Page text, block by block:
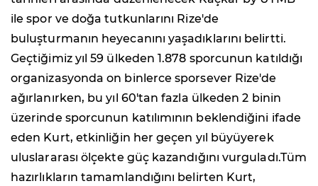
ile spor ve doğa tutkunlarını Rize'de
buluşturmanın heyecanını yaşadıklarını belirtti.
Geçtiğimiz yıl 59 ülkeden 1.878 sporcunun katıldığı
organizasyonda on binlerce sporsever Rize'de
ağırlanırken, bu yıl 60'tan fazla ülkeden 2 binin
üzerinde sporcunun katılımının beklendiğini ifade
eden Kurt, etkinliğin her geçen yıl büyüyerek
uluslararası ölçekte güç kazandığını vurguladı.Tüm
hazırlıkların tamamlandığını belirten Kurt,